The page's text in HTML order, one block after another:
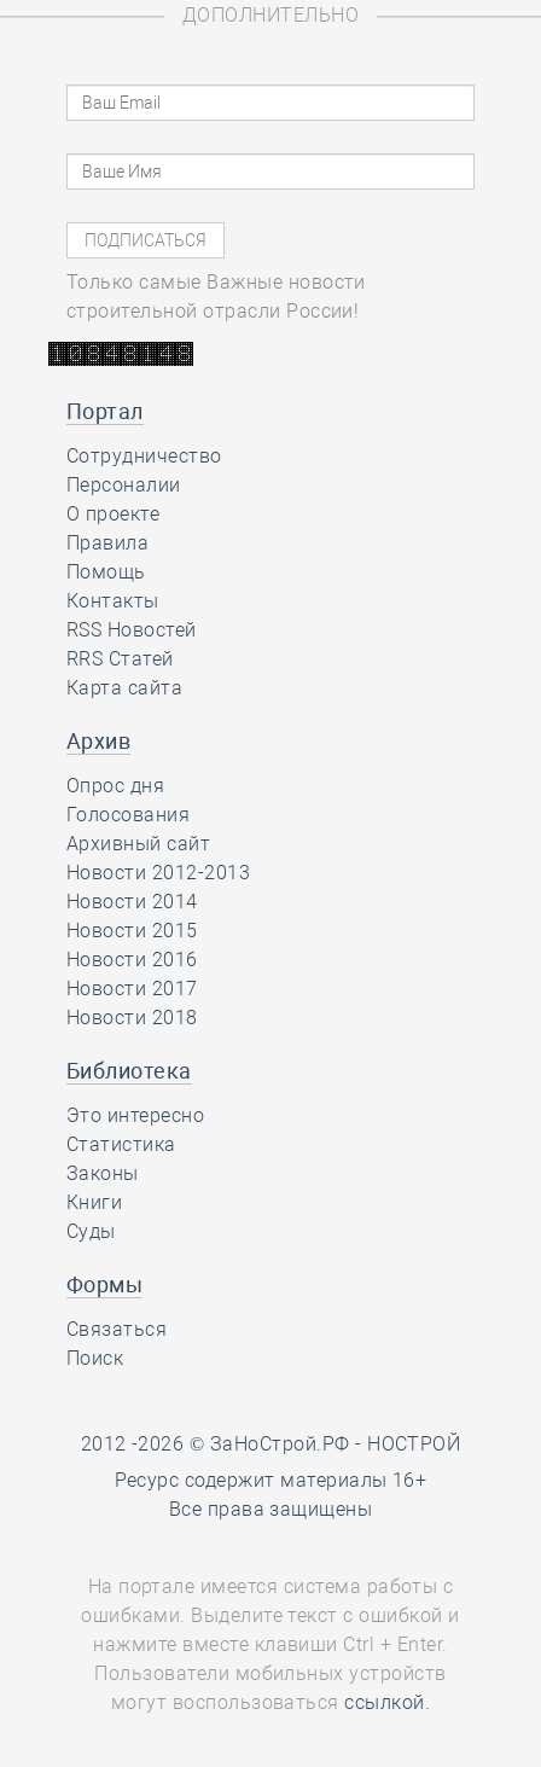
ДОПОЛНИТЕЛЬНО
Только самые Важные новости
строительной отрасли России!
Портал
Сотрудничество
Персоналии
О проекте
Правила
Помощь
Контакты
RSS Новостей
RRS Статей
Карта сайта
Архив
Опрос дня
Голосования
Архивный сайт
Новости 2012-2013
Новости 2014
Новости 2015
Новости 2016
Новости 2017
Новости 2018
Библиотека
Это интересно
Статистика
Законы
Книги
Суды
Формы
Связаться
Поиск
2012 -2026 © ЗаНоСтрой.РФ - НОСТРОЙ
Ресурс содержит материалы 16+
Все права защищены
На портале имеется система работы с
ошибками. Выделите текст с ошибкой и
нажмите вместе клавиши Ctrl + Enter.
Пользователи мобильных устройств
могут воспользоватьсяссылкой.